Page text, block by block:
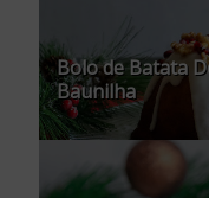
Bolo de Batata
Baunilha